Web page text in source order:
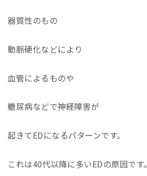
器質性のもの
動脈硬化などにより
血管によるものや
糖尿病などで神経障害が
起きてEDになるパターンです。
これは40代以降に多いEDの原因です。